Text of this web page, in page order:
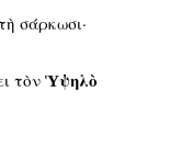
σάρκωσι·
τὸν Ὑψηλὸ